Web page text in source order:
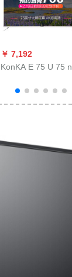
￥ 7,192
KonKA E 75 U 75 n-
GB+16 G H 3 Kフル
ハウス液晶network